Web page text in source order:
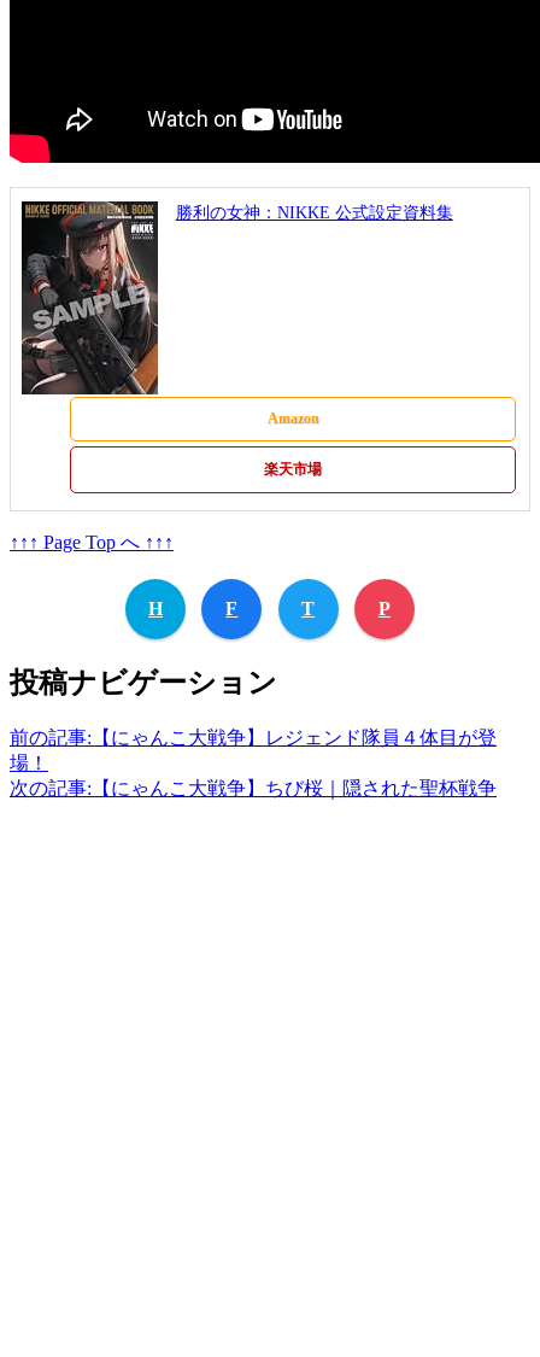
勝利の女神：NIKKE 公式設定資料集
Amazon
楽天市場
↑↑↑ Page Top へ ↑↑↑
H F T P
投稿ナビゲーション
前の記事: 【にゃんこ大戦争】レジェンド隊員４体目が登
場！
次の記事: 【にゃんこ大戦争】ちび桜｜隠された聖杯戦争